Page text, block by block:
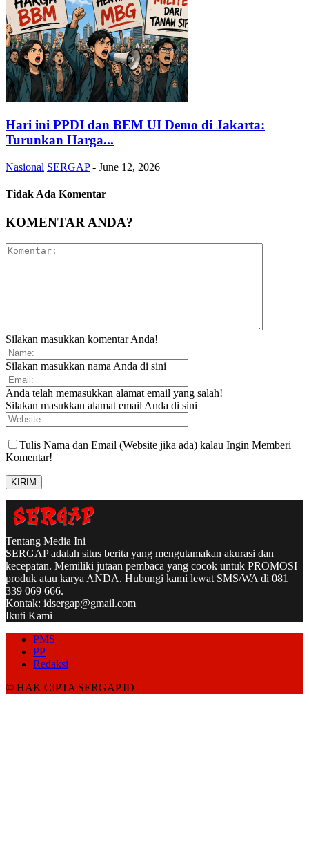
Hari ini PPDI dan BEM UI Demo di Jakarta:
Turunkan Harga...
Nasional SERGAP - June 12, 2026
Tidak Ada Komentar
KOMENTAR ANDA?
Silakan masukkan komentar Anda!
Silakan masukkan nama Anda di sini
Anda telah memasukkan alamat email yang salah!
Silakan masukkan alamat email Anda di sini
Tulis Nama dan Email (Website jika ada) kalau Ingin Memberi
Komentar!
Tentang Media Ini
SERGAP adalah situs berita yang mengutamakan akurasi dan
kecepatan. Memiliki jutaan pembaca yang cocok untuk PROMOSI
produk atau karya ANDA. Hubungi kami lewat SMS/WA di 081
339 069 666.
Kontak: idsergap@gmail.com
Ikuti Kami
PMS
PP
Redaksi
© HAK CIPTA SERGAP.ID